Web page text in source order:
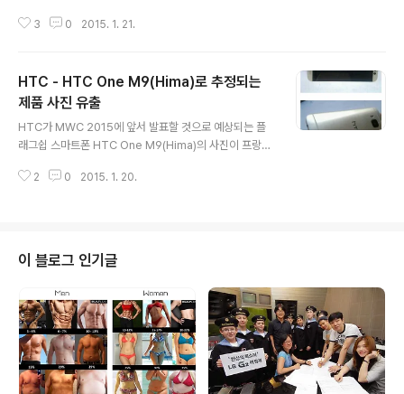
마트처럼 카카오톡 버튼이 내장된 폴더형 안드로이드 스마
도 확인되었던 모델로 480 * 320 디스플레이를 탑재하
고, 안드로이드 4.4.2 킷캣 기반인 것이 확인되어 와인스
마트보다 스펙을 다운시킨 보급형 제품으로 예상되며, 빠
르면 이달말 ~ 다음달경 출시될 것으로 예상됩니다. 출처 :
3 0 2015. 1. 21.
HTC - HTC One M9(Hima)로 추정되는
제품 사진 유출
HTC가 MWC 2015에 앞서 발표할 것으로 예상되는 플
래그쉽 스마트폰 HTC One M9(Hima)의 사진이 프랑스
HTC One M9는 기존과 닮은 꼴의 디자인을 보여주고 있
8과 같은 색상 라인업을 가질 것이며, 퀄컴의 스냅드래곤
810 옥타코어 프로세서 및 돌비 5.1 오디오 기술과 Sens
e UI 7을 탑재할 것으로 알려졌습니다. * 최근 안투투에
포착된 HTC6535LWV는 안드로이드 5.0.1 롤리팝 및 5
인치 FullHD(1920 * 1080) 디스플레이, 스냅드래곤..
2 0 2015. 1. 20.
이 블로그 인기글